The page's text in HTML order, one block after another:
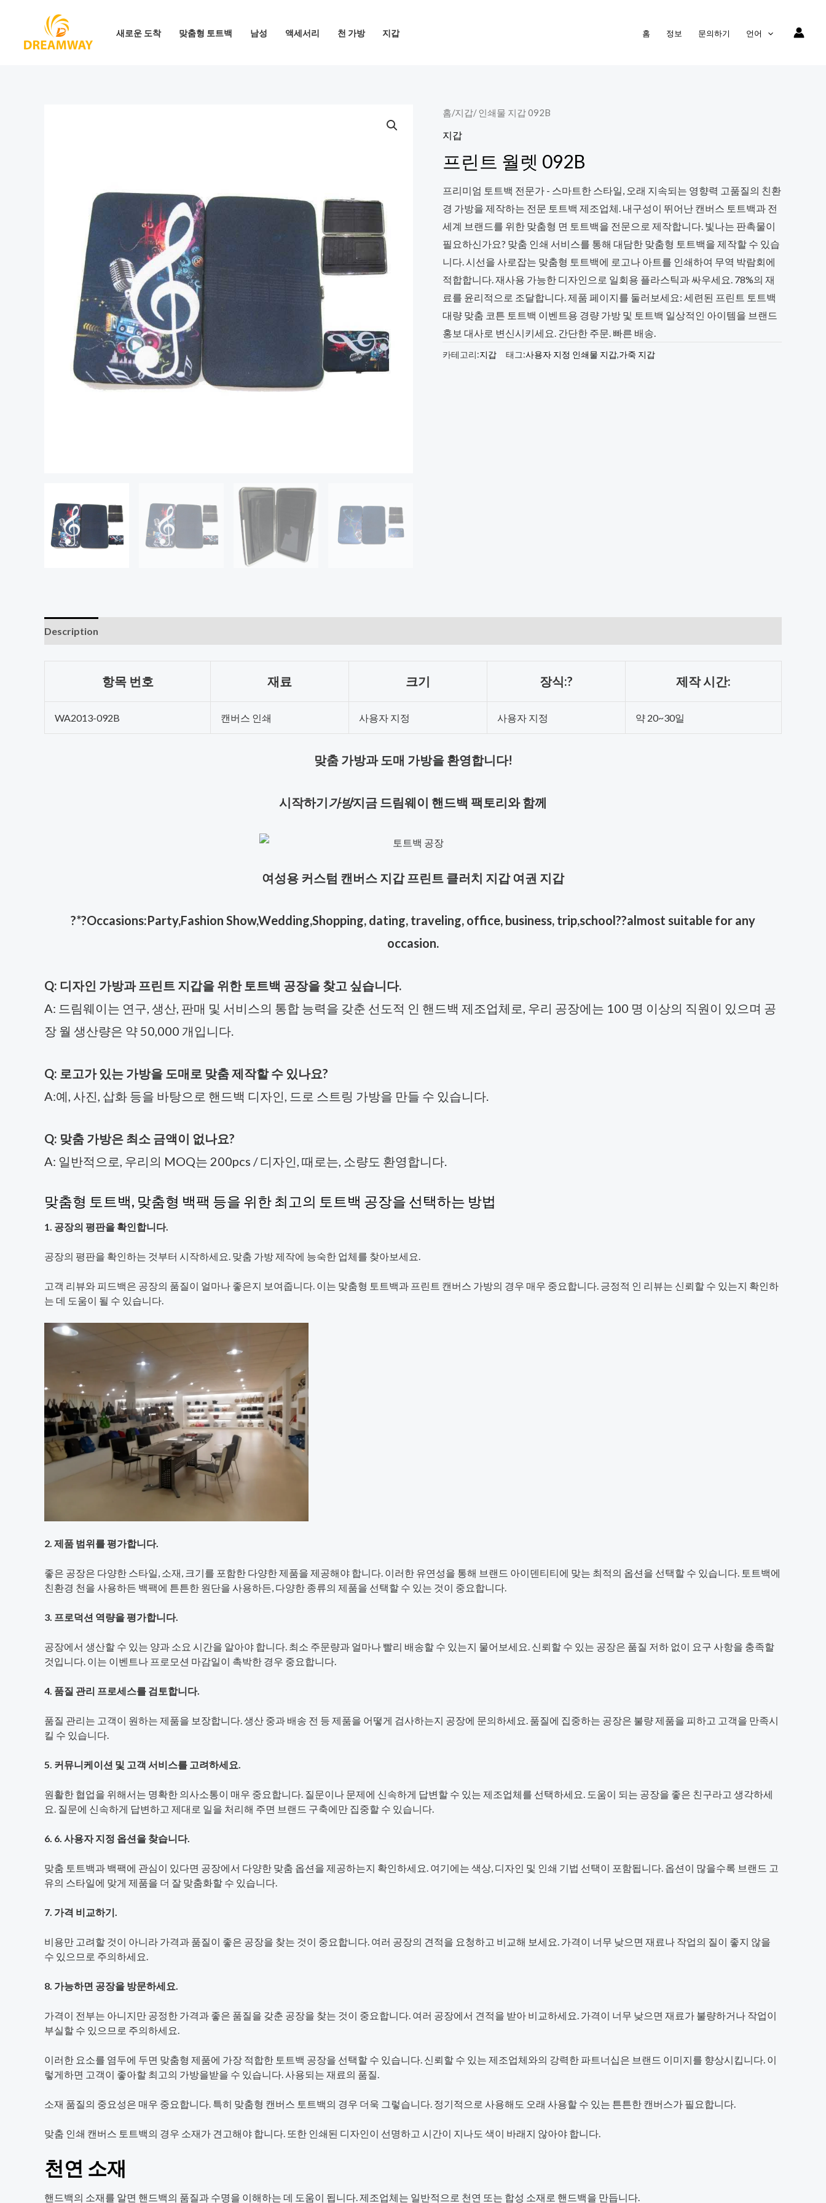
새로운 도착 맞춤형 토트백 남성 액세서리 천 가방 지갑 홈 정보 문의하기 언어
홈/지갑/ 인쇄물 지갑 092B
지갑
프린트 월렛 092B
프리미엄 토트백 전문가 - 스마트한 스타일, 오래 지속되는 영향력 고품질의 친환
경 가방을 제작하는 전문 토트백 제조업체. 내구성이 뛰어난 캔버스 토트백과 전
세계 브랜드를 위한 맞춤형 면 토트백을 전문으로 제작합니다. 빛나는 판촉물이
필요하신가요? 맞춤 인쇄 서비스를 통해 대담한 맞춤형 토트백을 제작할 수 있습
니다. 시선을 사로잡는 맞춤형 토트백에 로고나 아트를 인쇄하여 무역 박람회에
적합합니다. 재사용 가능한 디자인으로 일회용 플라스틱과 싸우세요. 78%의 재
료를 윤리적으로 조달합니다. 제품 페이지를 둘러보세요: 세련된 프린트 토트백
대량 맞춤 코튼 토트백 이벤트용 경량 가방 및 토트백 일상적인 아이템을 브랜드
홍보 대사로 변신시키세요. 간단한 주문. 빠른 배송.
카테고리:지갑 태그:사용자 지정 인쇄물 지갑,가죽 지갑
Description
항목 번호 재료 크기 장식:? 제작 시간:
WA2013-092B 캔버스 인쇄 사용자 지정 사용자 지정 약 20~30일
맞춤 가방과 도매 가방을 환영합니다!
시작하기가방지금 드림웨이 핸드백 팩토리와 함께
여성용 커스텀 캔버스 지갑 프린트 클러치 지갑 여권 지갑
?*?Occasions:Party,Fashion Show,Wedding,Shopping, dating, traveling, office, business, trip,school??almost suitable for any
occasion.
Q: 디자인 가방과 프린트 지갑을 위한 토트백 공장을 찾고 싶습니다.
A: 드림웨이는 연구, 생산, 판매 및 서비스의 통합 능력을 갖춘 선도적 인 핸드백 제조업체로, 우리 공장에는 100 명 이상의 직원이 있으며 공
장 월 생산량은 약 50,000 개입니다.
Q: 로고가 있는 가방을 도매로 맞춤 제작할 수 있나요?
A:예, 사진, 삽화 등을 바탕으로 핸드백 디자인, 드로 스트링 가방을 만들 수 있습니다.
Q: 맞춤 가방은 최소 금액이 없나요?
A: 일반적으로, 우리의 MOQ는 200pcs / 디자인, 때로는, 소량도 환영합니다.
맞춤형 토트백, 맞춤형 백팩 등을 위한 최고의 토트백 공장을 선택하는 방법
1. 공장의 평판을 확인합니다.
공장의 평판을 확인하는 것부터 시작하세요. 맞춤 가방 제작에 능숙한 업체를 찾아보세요.
고객 리뷰와 피드백은 공장의 품질이 얼마나 좋은지 보여줍니다. 이는 맞춤형 토트백과 프린트 캔버스 가방의 경우 매우 중요합니다. 긍정적 인 리뷰는 신뢰할 수 있는지 확인하
는 데 도움이 될 수 있습니다.
2. 제품 범위를 평가합니다.
좋은 공장은 다양한 스타일, 소재, 크기를 포함한 다양한 제품을 제공해야 합니다. 이러한 유연성을 통해 브랜드 아이덴티티에 맞는 최적의 옵션을 선택할 수 있습니다. 토트백에
친환경 천을 사용하든 백팩에 튼튼한 원단을 사용하든, 다양한 종류의 제품을 선택할 수 있는 것이 중요합니다.
3. 프로덕션 역량을 평가합니다.
공장에서 생산할 수 있는 양과 소요 시간을 알아야 합니다. 최소 주문량과 얼마나 빨리 배송할 수 있는지 물어보세요. 신뢰할 수 있는 공장은 품질 저하 없이 요구 사항을 충족할
것입니다. 이는 이벤트나 프로모션 마감일이 촉박한 경우 중요합니다.
4. 품질 관리 프로세스를 검토합니다.
품질 관리는 고객이 원하는 제품을 보장합니다. 생산 중과 배송 전 등 제품을 어떻게 검사하는지 공장에 문의하세요. 품질에 집중하는 공장은 불량 제품을 피하고 고객을 만족시
킬 수 있습니다.
5. 커뮤니케이션 및 고객 서비스를 고려하세요.
원활한 협업을 위해서는 명확한 의사소통이 매우 중요합니다. 질문이나 문제에 신속하게 답변할 수 있는 제조업체를 선택하세요. 도움이 되는 공장을 좋은 친구라고 생각하세
요. 질문에 신속하게 답변하고 제대로 일을 처리해 주면 브랜드 구축에만 집중할 수 있습니다.
6. 6. 사용자 지정 옵션을 찾습니다.
맞춤 토트백과 백팩에 관심이 있다면 공장에서 다양한 맞춤 옵션을 제공하는지 확인하세요. 여기에는 색상, 디자인 및 인쇄 기법 선택이 포함됩니다. 옵션이 많을수록 브랜드 고
유의 스타일에 맞게 제품을 더 잘 맞춤화할 수 있습니다.
7. 가격 비교하기.
비용만 고려할 것이 아니라 가격과 품질이 좋은 공장을 찾는 것이 중요합니다. 여러 공장의 견적을 요청하고 비교해 보세요. 가격이 너무 낮으면 재료나 작업의 질이 좋지 않을
수 있으므로 주의하세요.
8. 가능하면 공장을 방문하세요.
가격이 전부는 아니지만 공정한 가격과 좋은 품질을 갖춘 공장을 찾는 것이 중요합니다. 여러 공장에서 견적을 받아 비교하세요. 가격이 너무 낮으면 재료가 불량하거나 작업이
부실할 수 있으므로 주의하세요.
이러한 요소를 염두에 두면 맞춤형 제품에 가장 적합한 토트백 공장을 선택할 수 있습니다. 신뢰할 수 있는 제조업체와의 강력한 파트너십은 브랜드 이미지를 향상시킵니다. 이
렇게하면 고객이 좋아할 최고의 가방을받을 수 있습니다. 사용되는 재료의 품질.
소재 품질의 중요성은 매우 중요합니다. 특히 맞춤형 캔버스 토트백의 경우 더욱 그렇습니다. 정기적으로 사용해도 오래 사용할 수 있는 튼튼한 캔버스가 필요합니다.
맞춤 인쇄 캔버스 토트백의 경우 소재가 견고해야 합니다. 또한 인쇄된 디자인이 선명하고 시간이 지나도 색이 바래지 않아야 합니다.
천연 소재
핸드백의 소재를 알면 핸드백의 품질과 수명을 이해하는 데 도움이 됩니다. 제조업체는 일반적으로 천연 또는 합성 소재로 핸드백을 만듭니다.